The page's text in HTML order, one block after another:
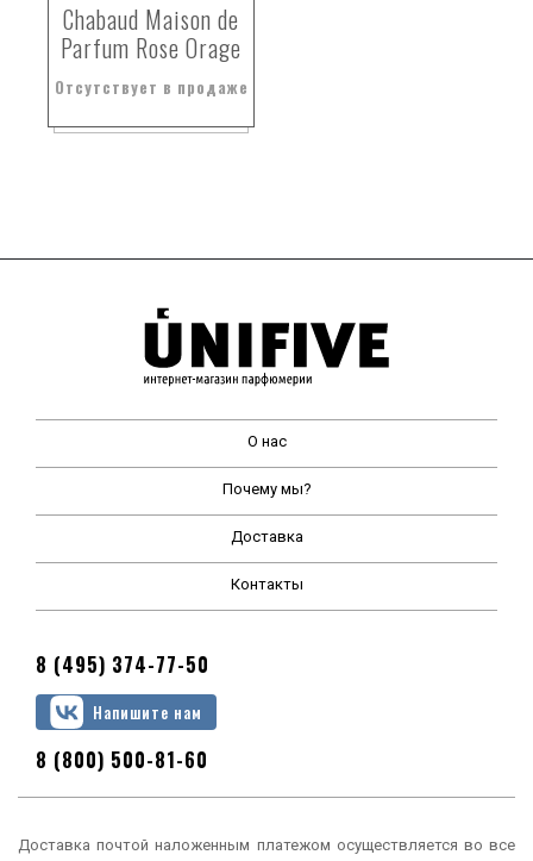
Chabaud Maison de
Parfum Rose Orage
Отсутствует в продаже
О нас
Почему мы?
Доставка
Контакты
8 (495) 374-77-50
Напишите нам
8 (800) 500-81-60
Доставка почтой наложенным платежом осуществляется во все